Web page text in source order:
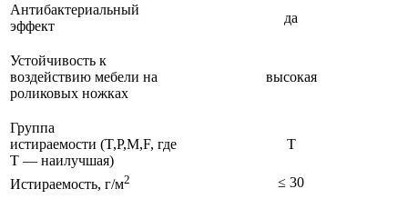
Антибактериальный
эффект
да
Устойчивость к
воздействию мебели на
роликовых ножках
высокая
Группа
истираемости (T,P,M,F, где
T — наилучшая)
T
Истираемость, г/м2 ≤ 30